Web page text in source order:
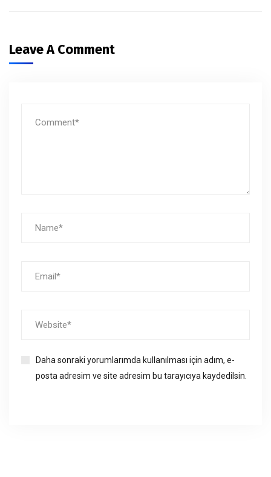
Leave A Comment
Daha sonraki yorumlarımda kullanılması için adım, e-
posta adresim ve site adresim bu tarayıcıya kaydedilsin.